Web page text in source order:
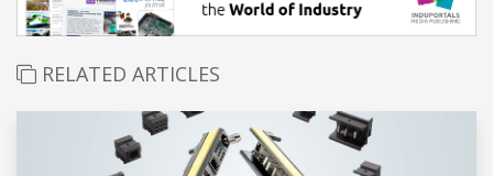
RELATED ARTICLES